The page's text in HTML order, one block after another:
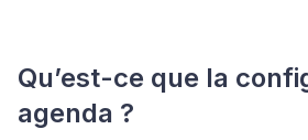
Qu’est-ce que la
agenda ?